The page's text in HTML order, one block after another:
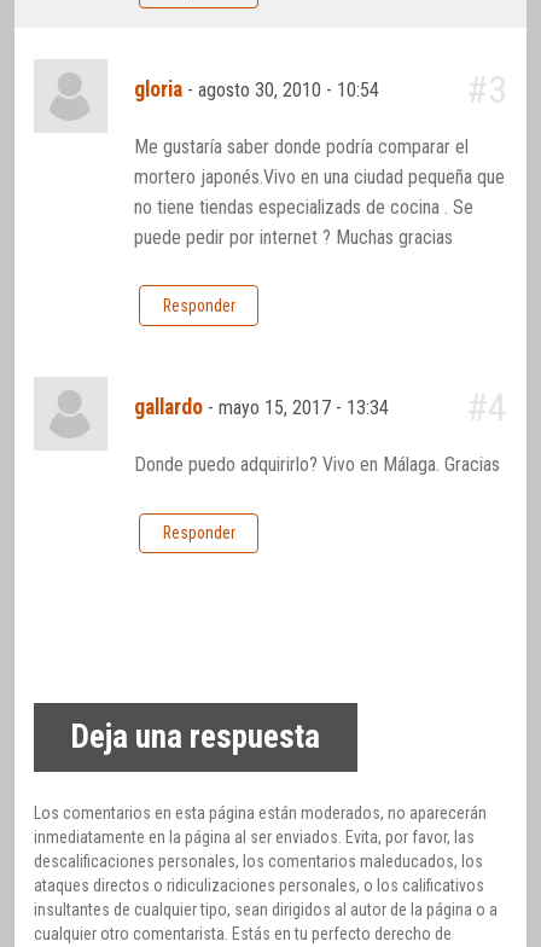
gloria -agosto 30, 2010 - 10:54 #3
Me gustaría saber donde podría comparar el
mortero japonés.Vivo en una ciudad pequeña que
no tiene tiendas especializads de cocina . Se
puede pedir por internet ? Muchas gracias
Responder
gallardo -mayo 15, 2017 - 13:34 #4
Donde puedo adquirirlo? Vivo en Málaga. Gracias
Responder
Deja una respuesta
Los comentarios en esta página están moderados, no aparecerán
inmediatamente en la página al ser enviados. Evita, por favor, las
descalificaciones personales, los comentarios maleducados, los
ataques directos o ridiculizaciones personales, o los calificativos
insultantes de cualquier tipo, sean dirigidos al autor de la página o a
cualquier otro comentarista. Estás en tu perfecto derecho de